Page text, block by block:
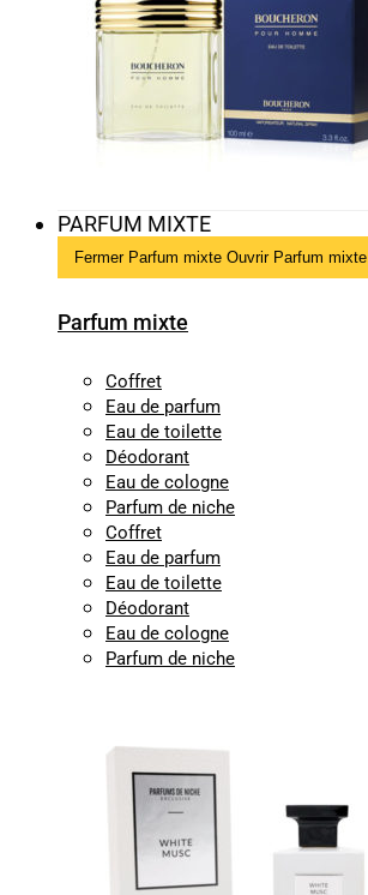
PARFUM MIXTE
Fermer Parfum mixte Ouvrir Parfum mixte
Parfum mixte
Coffret
Eau de parfum
Eau de toilette
Déodorant
Eau de cologne
Parfum de niche
Coffret
Eau de parfum
Eau de toilette
Déodorant
Eau de cologne
Parfum de niche